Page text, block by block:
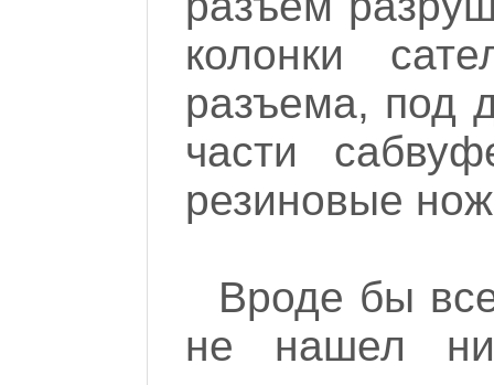
колонки
разъема, под
части
резиновые
Вроде бы
не нашел